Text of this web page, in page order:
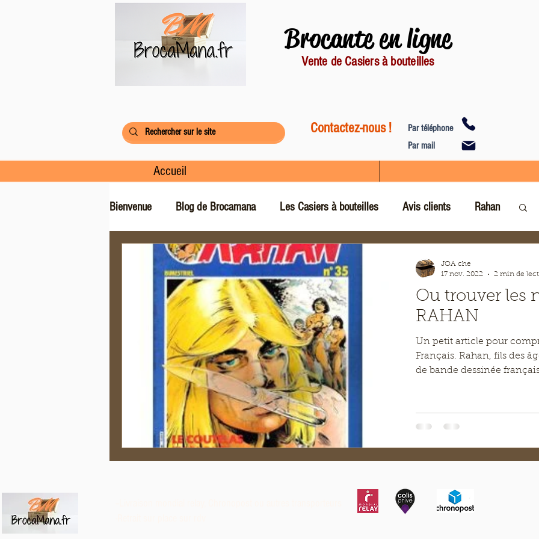
Brocante en ligne
Vente de Casiers à bouteilles
Contactez-nous !
Par téléphone
Par mail
Accueil
Bienvenue Blog de Brocamana Les Casiers à bouteilles Avis clients Rahan
Jeux et jouets vintage
Ou trouver les
RAHAN
Un petit article pour
Français. Rahan, fils des
de bande dessinée
JOA che
17 nov. 2022
2 min de